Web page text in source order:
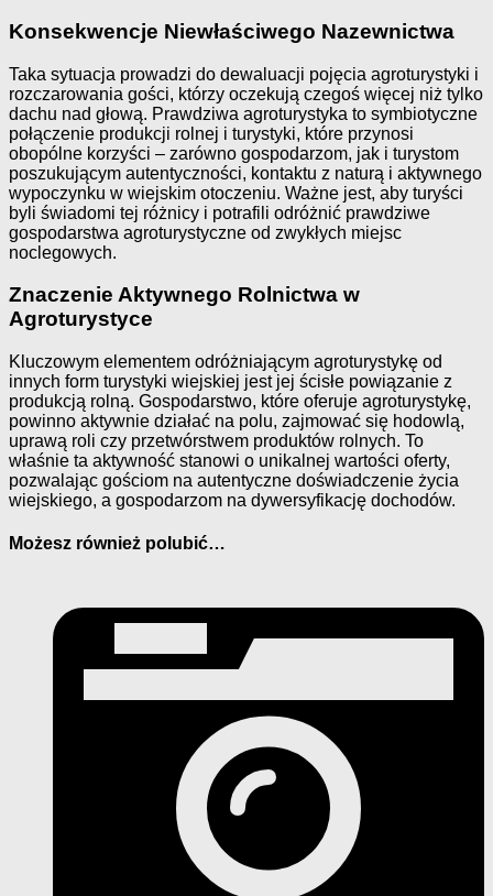
Konsekwencje Niewłaściwego Nazewnictwa
Taka sytuacja prowadzi do dewaluacji pojęcia agroturystyki i
rozczarowania gości, którzy oczekują czegoś więcej niż tylko
dachu nad głową. Prawdziwa agroturystyka to symbiotyczne
połączenie produkcji rolnej i turystyki, które przynosi
obopólne korzyści – zarówno gospodarzom, jak i turystom
poszukującym autentyczności, kontaktu z naturą i aktywnego
wypoczynku w wiejskim otoczeniu. Ważne jest, aby turyści
byli świadomi tej różnicy i potrafili odróżnić prawdziwe
gospodarstwa agroturystyczne od zwykłych miejsc
noclegowych.
Znaczenie Aktywnego Rolnictwa w
Agroturystyce
Kluczowym elementem odróżniającym agroturystykę od
innych form turystyki wiejskiej jest jej ścisłe powiązanie z
produkcją rolną. Gospodarstwo, które oferuje agroturystykę,
powinno aktywnie działać na polu, zajmować się hodowlą,
uprawą roli czy przetwórstwem produktów rolnych. To
właśnie ta aktywność stanowi o unikalnej wartości oferty,
pozwalając gościom na autentyczne doświadczenie życia
wiejskiego, a gospodarzom na dywersyfikację dochodów.
Możesz również polubić…